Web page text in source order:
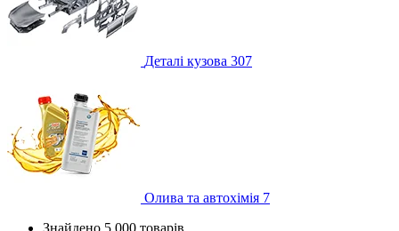
Деталі кузова 307
Олива та автохімія 7
Знайдено 5 000 товарів